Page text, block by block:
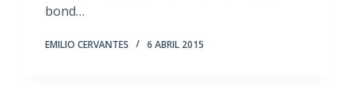
bond…
EMILIO CERVANTES 6 ABRIL 2015